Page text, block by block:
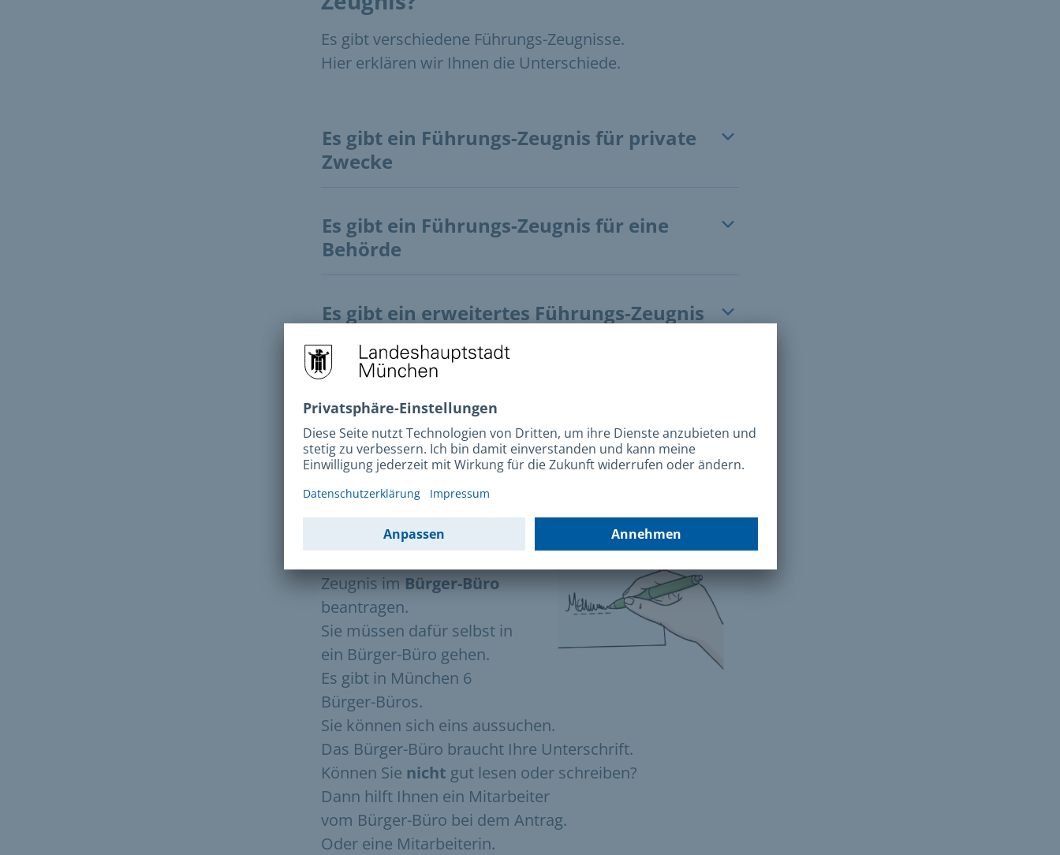
Es gibt verschiedene Führungs-Zeugnisse.
Hier erklären wir Ihnen die Unterschiede.
Es gibt ein Führungs-Zeugnis für private
Zwecke
Es gibt ein Führungs-Zeugnis für eine
Behörde
Es gibt ein erweitertes Führungs-Zeugnis
Es gibt ein Europäisches Führungs-
Zeugnis
Wie bekommen Sie ein Führungs-
Zeugnis?
Zeugnis imBürger-Büro
beantragen.
Sie müssen dafür selbst in
ein Bürger-Büro gehen.
Es gibt in München 6
Bürger-Büros.
Sie können sich eins aussuchen.
Das Bürger-Büro braucht Ihre Unterschrift.
Können Sie nicht gut lesen oder schreiben?
Dann hilft Ihnen ein Mitarbeiter
vom Bürger-Büro bei dem Antrag.
Oder eine Mitarbeiterin.